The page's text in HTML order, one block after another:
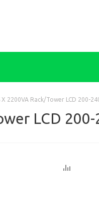
X 2200VA Rack/Tower LCD 200-
LCD